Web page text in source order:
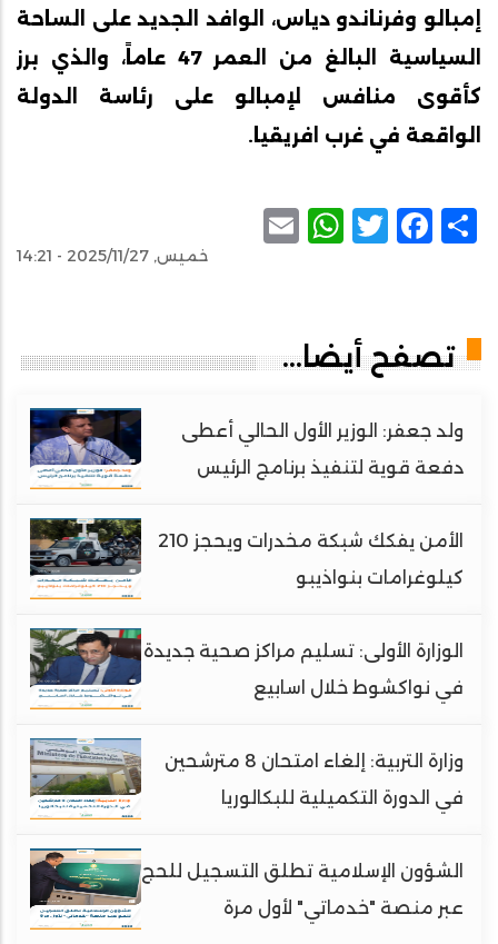
إمبالو وفرناندو دياس، الوافد الجديد على الساحة
السياسية البالغ من العمر 47 عاماً، والذي برز
كأقوى منافس لإمبالو على رئاسة الدولة
الواقعة في غرب افريقيا.
Share
Facebook
Twitter
WhatsApp
خميس, 2025/11/27 - 14:21
تصفح أيضا...
ولد جعفر: الوزير الأول الحالي أعطى
دفعة قوية لتنفيذ برنامج الرئيس
الأمن يفكك شبكة مخدرات ويحجز 210
كيلوغرامات بنواذيبو
الوزارة الأولى: تسليم مراكز صحية جديدة
في نواكشوط خلال اسابيع
وزارة التربية: إلغاء امتحان 8 مترشحين
في الدورة التكميلية للبكالوريا
الشؤون الإسلامية تطلق التسجيل للحج
عبر منصة "خدماتي" لأول مرة